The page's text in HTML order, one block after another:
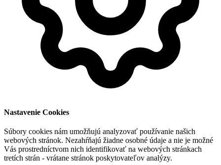
Nastavenie Cookies
Súbory cookies nám umožňujú analyzovať používanie našich
webových stránok. Nezahŕňajú žiadne osobné údaje a nie je možné
Vás prostredníctvom nich identifikovať na webových stránkach
tretích strán - vrátane stránok poskytovateľov analýzy.